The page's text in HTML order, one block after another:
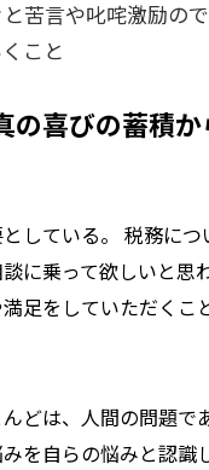
苦言や叱咤激励の
こと
の喜びの蓄積
している。 税務に
に乗って欲しいと
足をしていただくこ
どは、人間の問題
を自らの悩みと認